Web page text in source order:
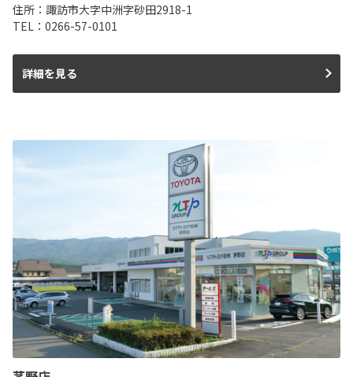
住所：諏訪市大字中洲字砂田2918-1
TEL：0266-57-0101
詳細を見る